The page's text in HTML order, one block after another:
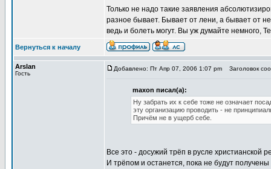
Только не надо такие заявления
разное бывает. Бывает от лени, а бывает от
ведь и болеть могут. Вы уж думайте немного,
Вернуться к началу
Arslan
Гость
Добавлено: Пт Апр 07, 2006 1:07 pm Заголовок
maxon писал(а):
Ну забрать их к себе тоже не означает
эту организацию проводить - не
Причём не в ущерб себе.
Все это - досужий трёп в русле христианской
И трёпом и останется, пока не будут